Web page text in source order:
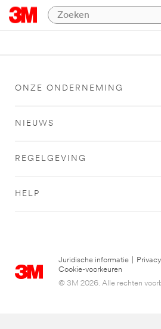
ONZE ONDERNEMING
NIEUWS
REGELGEVING
HELP
Juridische informatie
Cookie-voorkeuren
© 3M 2026. Alle rechten